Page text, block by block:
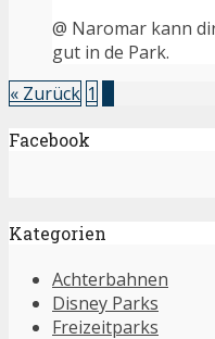
@ Naromar kann
gut in de Park.
« Zurück 1
Facebook
Kategorien
Achterbahnen
Disney Parks
Freizeitparks